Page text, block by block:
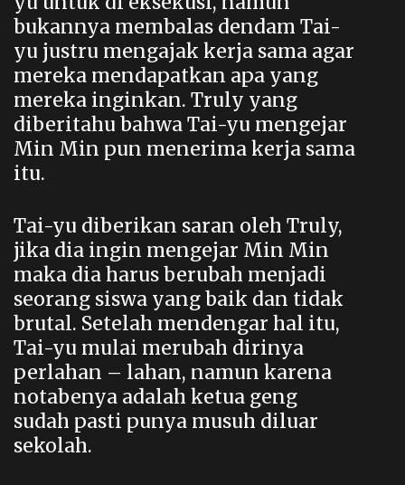
bukannya membalas dendam Tai-
yu justru mengajak kerja sama agar
mereka mendapatkan apa yang
mereka inginkan. Truly yang
diberitahu bahwa Tai-yu mengejar
Min Min pun menerima kerja sama
itu.
Tai-yu diberikan saran oleh Truly,
jika dia ingin mengejar Min Min
maka dia harus berubah menjadi
seorang siswa yang baik dan tidak
brutal. Setelah mendengar hal itu,
Tai-yu mulai merubah dirinya
perlahan – lahan, namun karena
notabenya adalah ketua geng
sudah pasti punya musuh diluar
sekolah.